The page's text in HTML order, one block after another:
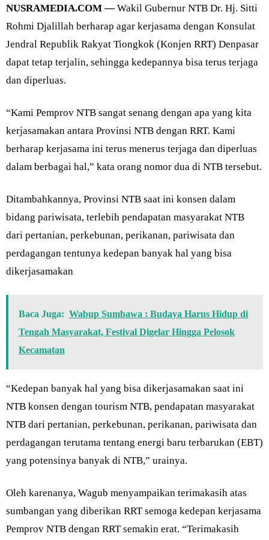
NUSRAMEDIA.COM —Wakil Gubernur NTB Dr. Hj. Sitti
Rohmi Djalillah berharap agar kerjasama dengan Konsulat
Jendral Republik Rakyat Tiongkok (Konjen RRT) Denpasar
dapat tetap terjalin, sehingga kedepannya bisa terus terjaga
dan diperluas.
“Kami Pemprov NTB sangat senang dengan apa yang kita
kerjasamakan antara Provinsi NTB dengan RRT. Kami
berharap kerjasama ini terus menerus terjaga dan diperluas
dalam berbagai hal,” kata orang nomor dua di NTB tersebut.
Ditambahkannya, Provinsi NTB saat ini konsen dalam
bidang pariwisata, terlebih pendapatan masyarakat NTB
dari pertanian, perkebunan, perikanan, pariwisata dan
perdagangan tentunya kedepan banyak hal yang bisa
dikerjasamakan
Baca Juga: Wabup Sumbawa : Budaya Harus Hidup di
Tengah Masyarakat, Festival Digelar Hingga Pelosok
Kecamatan
“Kedepan banyak hal yang bisa dikerjasamakan saat ini
NTB konsen dengan tourism NTB, pendapatan masyarakat
NTB dari pertanian, perkebunan, perikanan, pariwisata dan
perdagangan terutama tentang energi baru terbarukan (EBT)
yang potensinya banyak di NTB,” urainya.
Oleh karenanya, Wagub menyampaikan terimakasih atas
sumbangan yang diberikan RRT semoga kedepan kerjasama
Pemprov NTB dengan RRT semakin erat. “Terimakasih